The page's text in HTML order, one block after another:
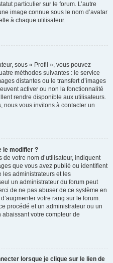
particulier sur le forum. L’autre
image connue sous le nom d’avatar
à chaque utilisateur.
sous « Profil », vous pouvez
méthodes suivantes : le service
distantes ou le transfert d’images
activer ou non la fonctionnalité
rendre disponible aux utilisateurs.
nous vous invitons à contacter un
le modifier ?
votre nom d’utilisateur, indiquent
que vous avez publié ou identifient
les administrateurs et les
un administrateur du forum peut
de ne pas abuser de ce système en
votre rang sur le forum.
procédé et un administrateur ou un
votre compteur de
lorsque je clique sur le lien de